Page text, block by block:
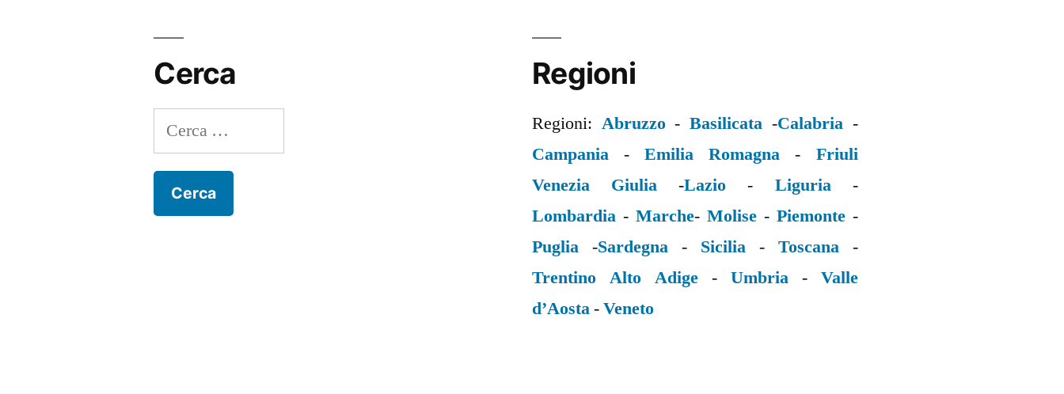
Cerca
Ricerca
per:
Regioni
Regioni: Abruzzo-Basilicata -Calabria-
Campania -Emilia Romagna - Friuli
Venezia Giulia -Lazio - Liguria-
Lombardia - Marche- Molise- Piemonte-
Puglia -Sardegna- Sicilia- Toscana-
Trentino Alto Adige- Umbria- Valle
d’Aosta-Veneto